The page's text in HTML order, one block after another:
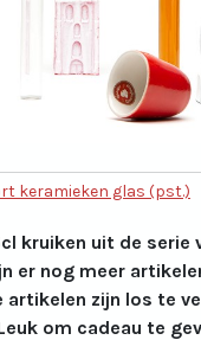
kruiken uit de serie
er nog meer
artikelen zijn los te
om cadeau te
keramieken glas (pst.)